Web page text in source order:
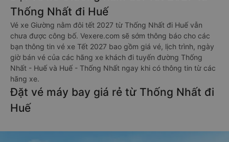
Thống Nhất đi Huế
Vé xe Giường nằm đôi tết 2027 từ Thống Nhất đi Huế vẫn
chưa được công bố. Vexere.com sẽ sớm thông báo cho các
bạn thông tin vé xe Tết 2027 bao gồm giá vé, lịch trình, ngày
giờ bán vé của các hãng xe khách đi tuyến đường Thống
Nhất - Huế và Huế - Thống Nhất ngay khi có thông tin từ các
hãng xe.
Đặt vé máy bay giá rẻ từ Thống Nhất đi
Huế